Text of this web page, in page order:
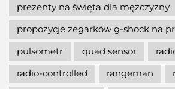
prezenty na święta dla mężczyzny
propozycje zegarków g-shock na
pulsometr
quad sensor
radio-controlled
rangeman